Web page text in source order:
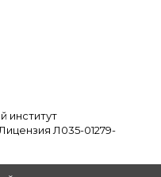
институт
Л035-01279-